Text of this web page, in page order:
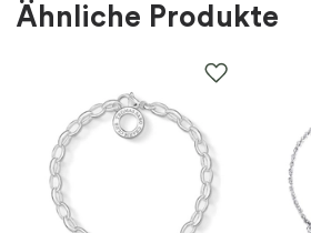
Material:
EAN
Marke Maria
Ähnliche Produkte